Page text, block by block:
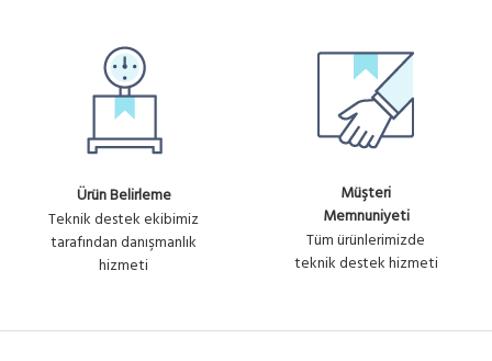
Ürün Belirleme
Teknik destek ekibimiz
tarafından danışmanlık
hizmeti
Müşteri
Memnuniyeti
Tüm ürünlerimizde
teknik destek hizmeti